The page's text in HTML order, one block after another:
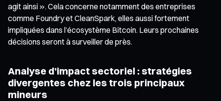
agit ainsi ». Cela concerne notamment des entreprises
comme Foundry et CleanSpark, elles aussi fortement
impliquées dans l’écosystème Bitcoin. Leurs prochaines
décisions seront à surveiller de près.
Analyse d’impact sectoriel : stratégies
divergentes chez les trois principaux
mineurs